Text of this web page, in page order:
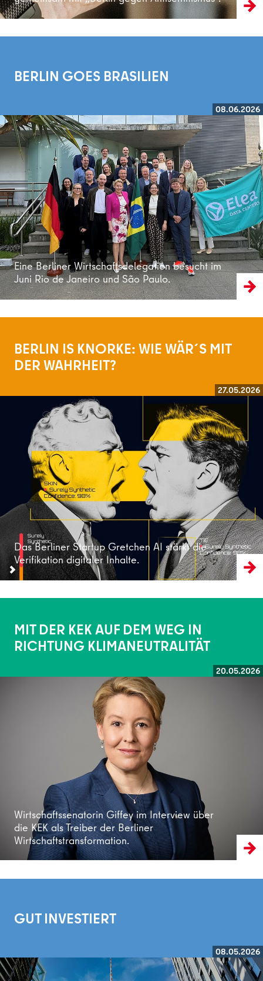
BERLIN GOES BRASILIEN
08.06.2026
Eine Berliner Wirtschaftsdelegation besucht im
Juni Rio de Janeiro und São Paulo.
Weiterlesen
BERLIN IS KNORKE: WIE WÄR´S MIT
DER WAHRHEIT?
27.05.2026
Das Berliner Startup Gretchen AI stärkt die
Verifikation digitaler Inhalte.
Weiterlesen
MIT DER KEK AUF DEM WEG IN
RICHTUNG KLIMANEUTRALITÄT
20.05.2026
Wirtschaftssenatorin Giffey im Interview über
die KEK als Treiber der Berliner
Wirtschaftstransformation.
GUT INVESTIERT
08.05.2026